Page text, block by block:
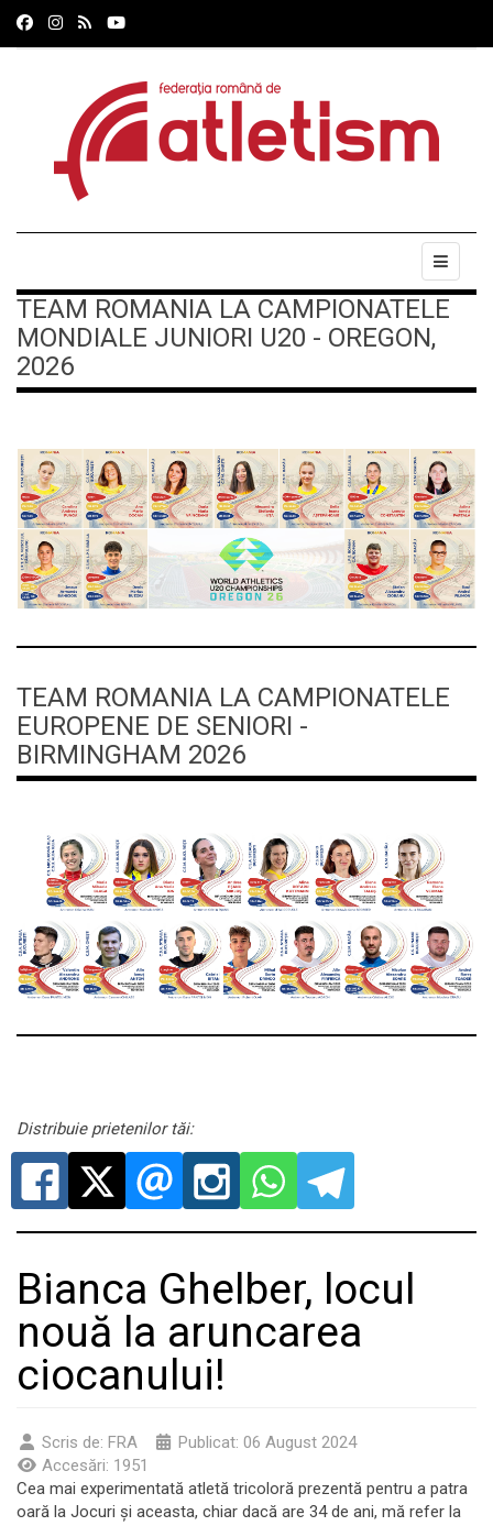
TEAM ROMANIA LA CAMPIONATELE
MONDIALE JUNIORI U20 - OREGON,
2026
TEAM ROMANIA LA CAMPIONATELE
EUROPENE DE SENIORI -
BIRMINGHAM 2026
Distribuie prietenilor tăi:
Bianca Ghelber, locul
nouă la aruncarea
ciocanului!
Scris de: FRA
Publicat: 06 August 2024
Accesări: 1951
Cea mai experimentată atletă tricoloră prezentă pentru a patra
oară la Jocuri și aceasta, chiar dacă are 34 de ani, mă refer la